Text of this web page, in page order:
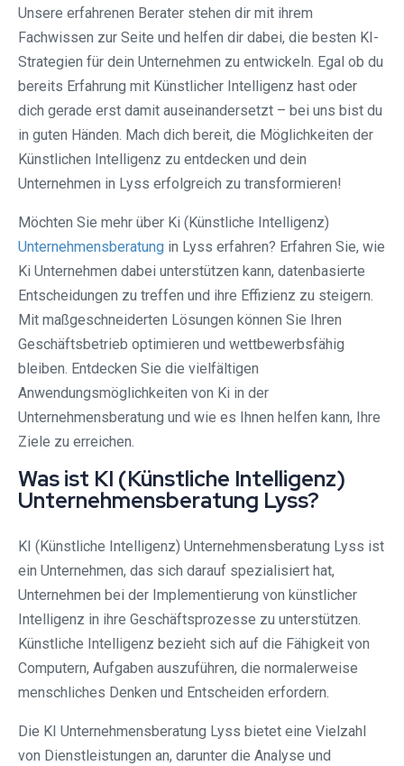
Unsere erfahrenen Berater stehen dir mit ihrem
Fachwissen zur Seite und helfen dir dabei, die besten KI-
Strategien für dein Unternehmen zu entwickeln. Egal ob du
bereits Erfahrung mit Künstlicher Intelligenz hast oder
dich gerade erst damit auseinandersetzt – bei uns bist du
in guten Händen. Mach dich bereit, die Möglichkeiten der
Künstlichen Intelligenz zu entdecken und dein
Unternehmen in Lyss erfolgreich zu transformieren!
Möchten Sie mehr über Ki (Künstliche Intelligenz)
Unternehmensberatung in Lyss erfahren? Erfahren Sie, wie
Ki Unternehmen dabei unterstützen kann, datenbasierte
Entscheidungen zu treffen und ihre Effizienz zu steigern.
Mit maßgeschneiderten Lösungen können Sie Ihren
Geschäftsbetrieb optimieren und wettbewerbsfähig
bleiben. Entdecken Sie die vielfältigen
Anwendungsmöglichkeiten von Ki in der
Unternehmensberatung und wie es Ihnen helfen kann, Ihre
Ziele zu erreichen.
Was ist KI (Künstliche Intelligenz)
Unternehmensberatung Lyss?
KI (Künstliche Intelligenz) Unternehmensberatung Lyss ist
ein Unternehmen, das sich darauf spezialisiert hat,
Unternehmen bei der Implementierung von künstlicher
Intelligenz in ihre Geschäftsprozesse zu unterstützen.
Künstliche Intelligenz bezieht sich auf die Fähigkeit von
Computern, Aufgaben auszuführen, die normalerweise
menschliches Denken und Entscheiden erfordern.
Die KI Unternehmensberatung Lyss bietet eine Vielzahl
von Dienstleistungen an, darunter die Analyse und